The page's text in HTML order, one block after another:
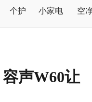
个护 小家电 空
声W60让